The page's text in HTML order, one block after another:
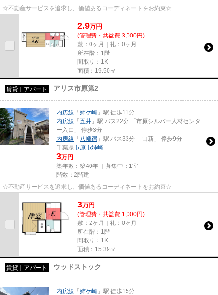
☆不動産サービスを追求し、価値あるコーディネートをお約束☆
2.9万円
(管理費・共益費 3,000円)
敷：0ヶ月｜礼：0ヶ月
所在階：1階
間取り：1K
面積：19.50㎡
賃貸｜アパート アリス市原第2
内房線 「姉ケ崎 」駅 徒歩11分
内房線 「五井 」駅 バス22分 「市原シルバー人材センタ
ー入口」 停歩3分
内房線 「 八幡宿 」駅 バス33分 「山新」 停歩9分
千葉県市原市姉崎
3万円
築年数：築40年 ｜募集中： 1室
階数：2階建
☆不動産サービスを追求し、価値あるコーディネートをお約束☆
3万円
(管理費・共益費 1,000円)
敷：2ヶ月｜礼：0ヶ月
所在階：1階
間取り：1K
面積：15.39㎡
賃貸｜アパート ウッドストック
内房線 「姉ケ崎 」駅 徒歩15分